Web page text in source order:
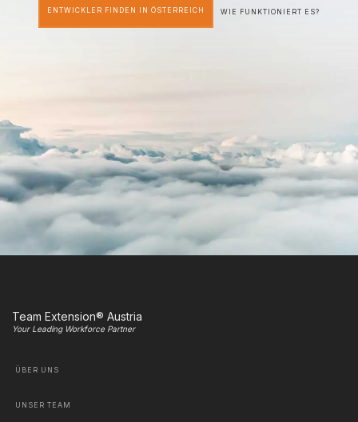
ENTWICKLER FINDEN IN ÖSTERREICH WIE FUNKTIONIERT ES?
Team Extension® Austria
Your Leading Workforce Partner
ÜBER UNS
UNSER TEAM